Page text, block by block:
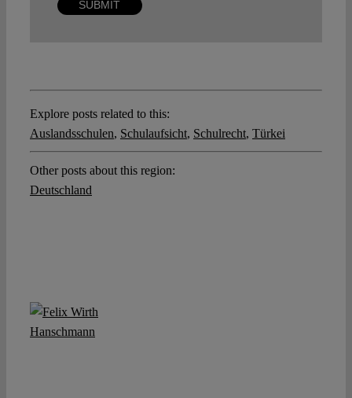
Explore posts related to this:
Auslandsschulen, Schulaufsicht, Schulrecht, Türkei
Other posts about this region:
Deutschland